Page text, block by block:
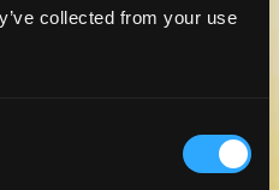
collected from your use